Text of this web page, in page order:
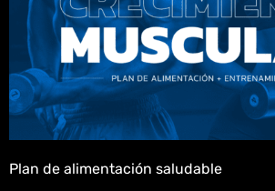
Plan de alimentación saludable